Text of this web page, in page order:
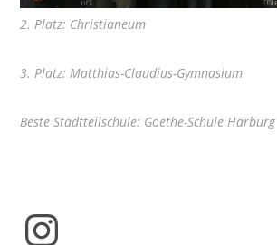
2. Platz: Christianeum
3. Platz: Matthias-Claudius-Gymnasium
Beste Stadtteilschule: Goethe-Schule Harburg
Instagram